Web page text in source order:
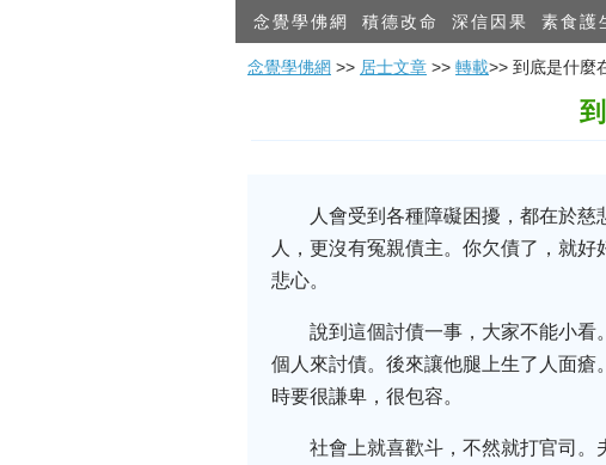
念覺學佛網 積德改命 深信因果 素食護
念覺學佛網 >> 居士文章 >> 轉載>> 到底是什麼
人會受到各種障礙困擾，都在於
人，更沒有冤親債主。你欠債了，就
悲心。
說到這個討債一事，大家不能小
個人來討債。後來讓他腿上生了人面
時要很謙卑，很包容。
社會上就喜歡斗，不然就打官司